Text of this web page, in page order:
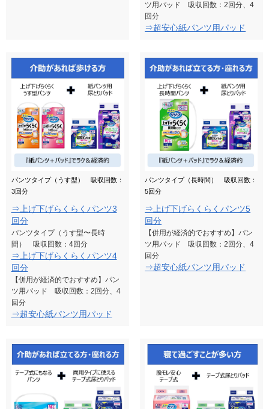
ツ用パッド 吸収回数：2回分、4
回分
⇒超安心紙パンツ用パッド
パンツタイプ（うす型） 吸収回数：
3回分
⇒上げ下げらくらくパンツ3
回分
パンツタイプ（うす型〜長時
間） 吸収回数：4回分
⇒上げ下げらくらくパンツ4
回分
【併用が経済的でおすすめ】パン
ツ用パッド 吸収回数：2回分、4
回分
⇒超安心紙パンツ用パッド
パンツタイプ（長時間） 吸収回数：
5回分
⇒上げ下げらくらくパンツ5
回分
【併用が経済的でおすすめ】パン
ツ用パッド 吸収回数：2回分、4
回分
⇒超安心紙パンツ用パッド